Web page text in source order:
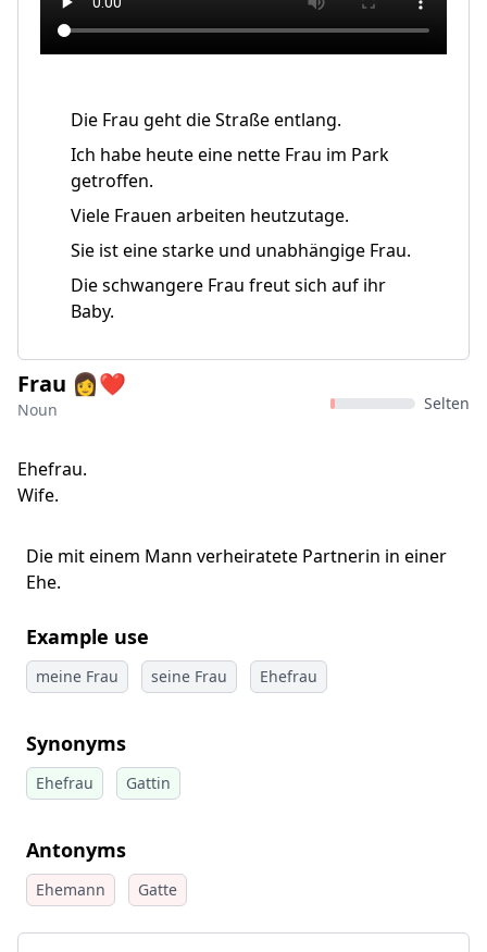
Die Frau geht die Straße entlang.
Ich habe heute eine nette Frau im Park
getroffen.
Viele Frauen arbeiten heutzutage.
Sie ist eine starke und unabhängige Frau.
Die schwangere Frau freut sich auf ihr
Baby.
Frau 👩‍❤
Noun Selten
Ehefrau.
Wife.
Die mit einem Mann verheiratete Partnerin in einer
Ehe.
Example use
meine Frau seine Frau Ehefrau
Synonyms
Ehefrau Gattin
Antonyms
Ehemann Gatte